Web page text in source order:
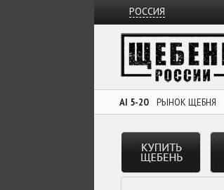
РОССИЯ
AI 5-20 РЫНОК ЩЕБНЯ